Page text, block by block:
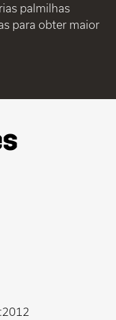
palmilhas
para obter maior